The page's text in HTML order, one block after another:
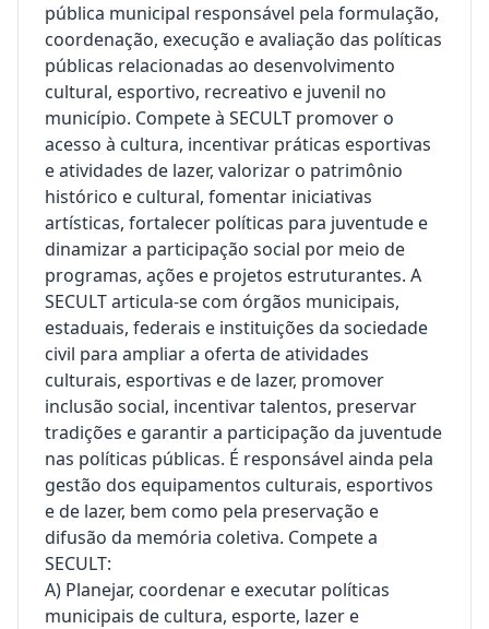
pública municipal responsável pela formulação,
coordenação, execução e avaliação das políticas
públicas relacionadas ao desenvolvimento
cultural, esportivo, recreativo e juvenil no
município. Compete à SECULT promover o
acesso à cultura, incentivar práticas esportivas
e atividades de lazer, valorizar o patrimônio
histórico e cultural, fomentar iniciativas
artísticas, fortalecer políticas para juventude e
dinamizar a participação social por meio de
programas, ações e projetos estruturantes. A
SECULT articula-se com órgãos municipais,
estaduais, federais e instituições da sociedade
civil para ampliar a oferta de atividades
culturais, esportivas e de lazer, promover
inclusão social, incentivar talentos, preservar
tradições e garantir a participação da juventude
nas políticas públicas. É responsável ainda pela
gestão dos equipamentos culturais, esportivos
e de lazer, bem como pela preservação e
difusão da memória coletiva. Compete a
SECULT:
A) Planejar, coordenar e executar políticas
municipais de cultura, esporte, lazer e